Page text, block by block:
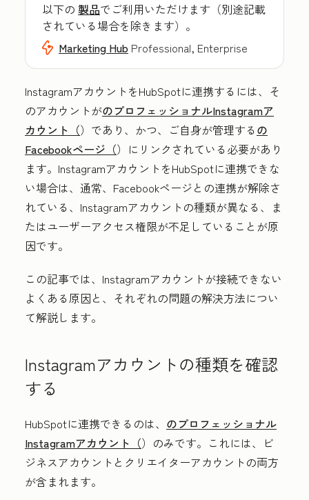
以下の 製品でご利用いただけます（別途記載
されている場合を除きます）。
Marketing Hub Professional, Enterprise
InstagramアカウントをHubSpotに連携するには、そ
のアカウントがのプロフェッショナルInstagramア
カウント（）であり、かつ、ご自身が管理するの
Facebookページ（）にリンクされている必要があり
ます。InstagramアカウントをHubSpotに連携できな
い場合は、通常、Facebookページとの連携が解除さ
れている、Instagramアカウントの種類が異なる、ま
たはユーザーアクセス権限が不足していることが原
因です。
この記事では、Instagramアカウントが接続できない
よくある原因と、それぞれの問題の解決方法につい
て解説します。
Instagramアカウントの種類を確認
する
HubSpotに連携できるのは、 のプロフェッショナル
Instagramアカウント（）のみです。これには、ビ
ジネスアカウントとクリエイターアカウントの両方
が含まれます。